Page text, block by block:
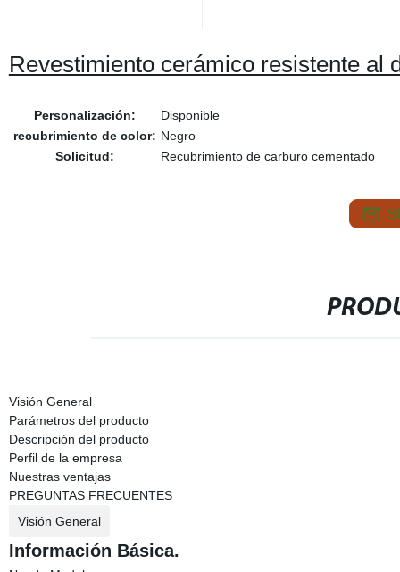
Revestimiento cerámico resistente al
Personalización:
Disponible
recubrimiento de color: Negro
Solicitud:
Recubrimiento de carburo cementado
Visión General
Parámetros del producto
Descripción del producto
Perfil de la empresa
Nuestras ventajas
PREGUNTAS FRECUENTES
Visión General
Información Básica.